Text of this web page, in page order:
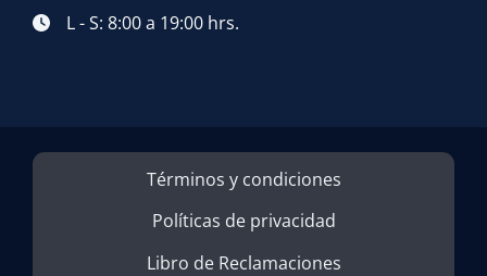
L - S: 8:00 a 19:00 hrs.
Términos y condiciones
Políticas de privacidad
Libro de Reclamaciones